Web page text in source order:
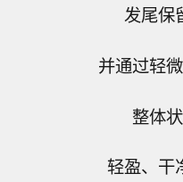
发尾保
并通过轻
整体
轻盈、干